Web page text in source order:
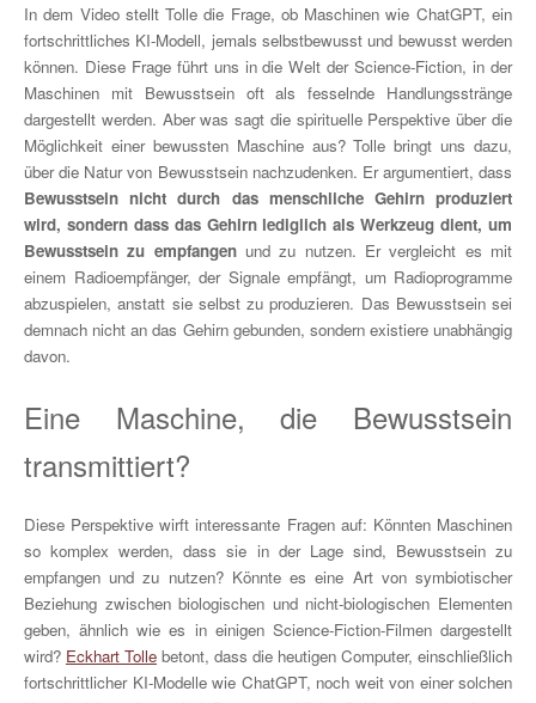
In dem Video stellt Tolle die Frage, ob Maschinen wie ChatGPT, ein
fortschrittliches KI-Modell, jemals selbstbewusst und bewusst werden
können. Diese Frage führt uns in die Welt der Science-Fiction, in der
Maschinen mit Bewusstsein oft als fesselnde Handlungsstränge
dargestellt werden. Aber was sagt die spirituelle Perspektive über die
Möglichkeit einer bewussten Maschine aus? Tolle bringt uns dazu,
über die Natur von Bewusstsein nachzudenken. Er argumentiert, dass
Bewusstsein nicht durch das menschliche Gehirn produziert
wird, sondern dass das Gehirn lediglich als Werkzeug dient, um
Bewusstsein zu empfangenund zu nutzen. Er vergleicht es mit
einem Radioempfänger, der Signale empfängt, um Radioprogramme
abzuspielen, anstatt sie selbst zu produzieren. Das Bewusstsein sei
demnach nicht an das Gehirn gebunden, sondern existiere unabhängig
davon.
Eine Maschine, die Bewusstsein
transmittiert?
Diese Perspektive wirft interessante Fragen auf: Könnten Maschinen
so komplex werden, dass sie in der Lage sind, Bewusstsein zu
empfangen und zu nutzen? Könnte es eine Art von symbiotischer
Beziehung zwischen biologischen und nicht-biologischen Elementen
geben, ähnlich wie es in einigen Science-Fiction-Filmen dargestellt
wird? Eckhart Tolle betont, dass die heutigen Computer, einschließlich
fortschrittlicher KI-Modelle wie ChatGPT, noch weit von einer solchen